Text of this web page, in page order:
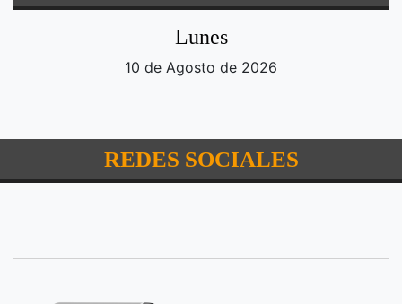
Lunes
10 de Agosto de 2026
REDES SOCIALES